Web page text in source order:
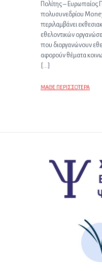
Πολίτης – Ευρωπαίος
πολυσυνεδρίου
περιλαμβάνει
εθελοντικών
που διοργανώνουν
αφορούν θέματα
[…]
ΜΑΘΕ ΠΕΡΙΣΣΟΤΕΡΑ